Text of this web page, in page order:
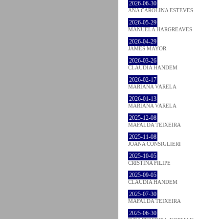
2026-06-30
ANA CAROLINA ESTEVES
2026-05-29
MANUELA HARGREAVES
2026-04-29
JAMES MAYOR
2026-03-26
CLÁUDIA HANDEM
2026-02-17
MARIANA VARELA
2026-01-13
MARIANA VARELA
2025-12-08
MAFALDA TEIXEIRA
2025-11-08
JOANA CONSIGLIERI
2025-10-05
CRISTINA FILIPE
2025-09-05
CLÁUDIA HANDEM
2025-07-30
MAFALDA TEIXEIRA
2025-06-30